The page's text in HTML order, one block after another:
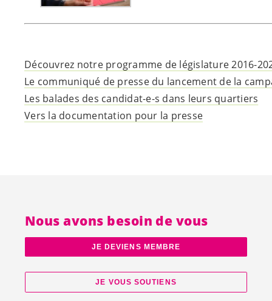
Découvrez notre programme de législature 2016-
Le communiqué de presse du lancement de la
Les balades des candidat-e-s dans leurs quartiers
Vers la documentation pour la presse
Nous avons besoin de vous
JE DEVIENS MEMBRE
JE VOUS SOUTIENS